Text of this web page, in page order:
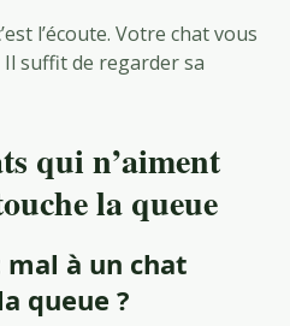
l’écoute. Votre chat vous
Il suffit de regarder sa
qui n’aiment
la queue
mal à un chat
queue ?